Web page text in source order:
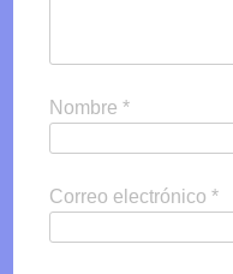
Nombre*
Correo electrónico*